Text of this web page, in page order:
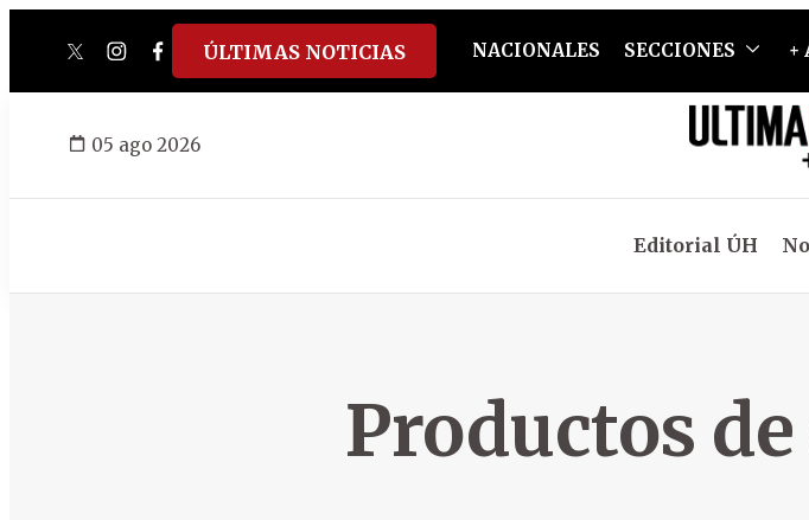
twitterinstagram
facebook
tiktokyoutube
spotify
ÚLTIMAS NOTICIAS NACIONALES SECCIONES +
05 ago 2026
Editorial ÚH
Productos